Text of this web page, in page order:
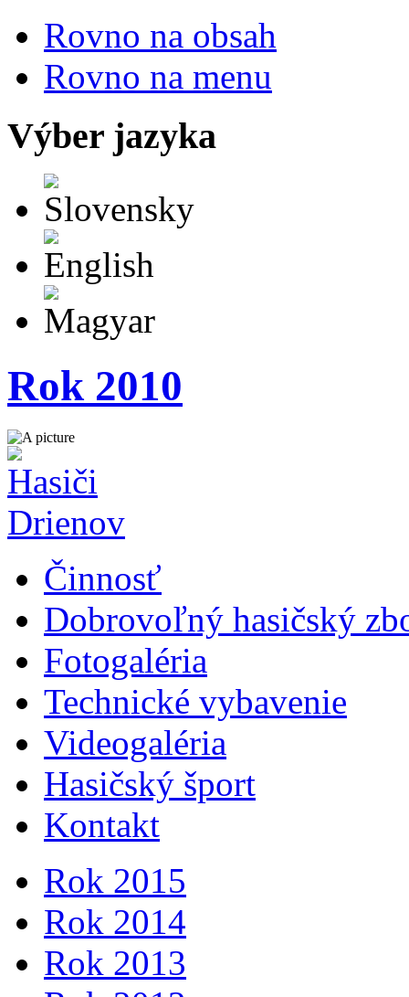
Rovno na obsah
Rovno na menu
Výber jazyka
Rok 2010
Činnosť
Dobrovoľný hasičský
Fotogaléria
Technické vybavenie
Videogaléria
Hasičský šport
Kontakt
Rok 2015
Rok 2014
Rok 2013